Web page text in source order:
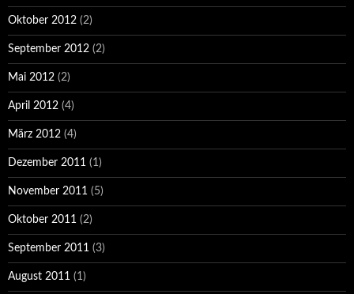
Oktober 2012 (2)
September 2012 (2)
Mai 2012 (2)
April 2012 (4)
März 2012 (4)
Dezember 2011 (1)
November 2011 (5)
Oktober 2011 (2)
September 2011 (3)
August 2011 (1)